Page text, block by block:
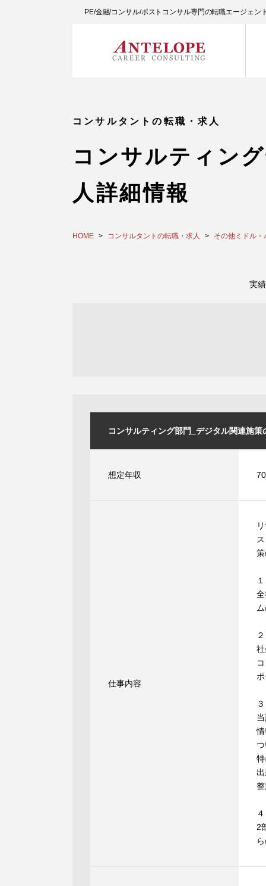
PE/金融/コンサル/ポストコンサル専門の転職エージェ
コンサルタントの転職・求人
コンサルティン
人詳細情報
HOME コンサルタントの転職・求人 その他ミドル
実
コンサルティング部門_デジタル関連施
想定年収
仕事内容
2